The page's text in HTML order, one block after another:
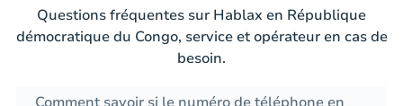
Questions fréquentes sur Hablax en République
démocratique du Congo, service et opérateur en cas de
besoin.
Comment savoir si le numéro de téléphone en